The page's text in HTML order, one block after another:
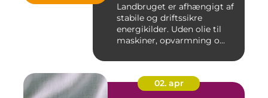
Landbruget er afhængigt af
stabile og driftssikre
energikilder. Uden olie til
maskiner, opvarmning o...
02. apr